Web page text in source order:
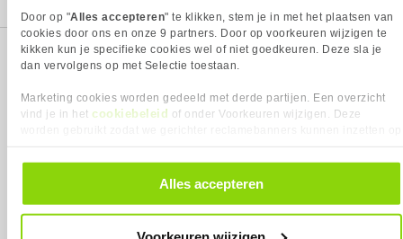
Door op "Alles accepteren" te klikken, stem je in met het plaatsen van
cookies door ons en onze 9 partners. Door op voorkeuren wijzigen te
kikken kun je specifieke cookies wel of niet goedkeuren. Deze sla je
dan vervolgens op met Selectie toestaan.
Marketing cookies worden gedeeld met derde partijen. Een overzicht
vind je in het cookiebeleid of onder Voorkeuren wijzigen. Deze
alle cookies. Je kunt je gegeven toestemming altijd intrekken, dit doe je
door in de footer van onze website te klikken op ‘Cookievoorkeuren’
Alles accepteren